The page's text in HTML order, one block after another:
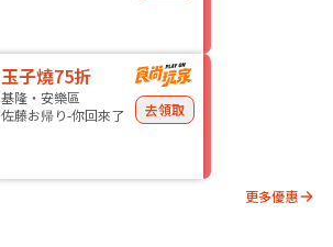
玉子燒75折
基隆・安樂區
佐藤お帰り-你回來了
去領取
更多優惠